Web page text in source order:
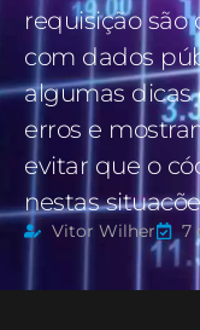
requisição
com dados
algumas dicas
erros e
evitar que o
nestas
Vitor Wilher 7